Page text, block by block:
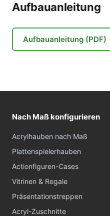
Aufbauanleitung
Aufbauanleitung (PDF)
Nach Maß konfigurieren
Acrylhauben nach Maß
Plattenspielerhauben
Actionfiguren-Cases
Vitrinen & Regale
Präsentationstreppen
Acryl-Zuschnitte